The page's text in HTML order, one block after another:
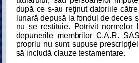
după ce s-au reţinut datoriile
lunară depusă la fondul de deces
nu se restituie. Potrivit normelor
depunerile membrilor C.A.R.
propriu nu sunt supuse
să includă clauze testamentare.